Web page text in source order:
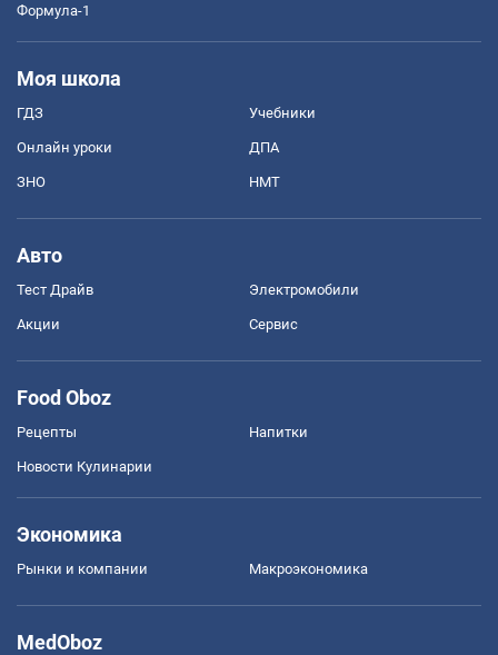
Формула-1
Моя школа
ГДЗ Учебники
Онлайн уроки ДПА
ЗНО НМТ
Авто
Тест Драйв Электромобили
Акции Сервис
Food Oboz
Рецепты Напитки
Новости Кулинарии
Экономика
Рынки и компании Mакроэкономика
MedOboz